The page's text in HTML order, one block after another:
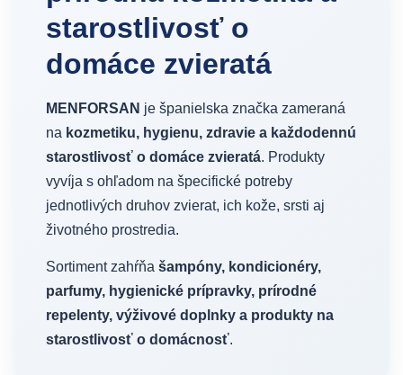
starostlivosť o
domáce zvieratá
MENFORSAN je španielska značka zameraná
na kozmetiku, hygienu, zdravie a každodennú
starostlivosť o domáce zvieratá. Produkty
vyvíja s ohľadom na špecifické potreby
jednotlivých druhov zvierat, ich kože, srsti aj
životného prostredia.
Sortiment zahŕňa šampóny, kondicionéry,
parfumy, hygienické prípravky, prírodné
repelenty, výživové doplnky a produkty na
starostlivosť o domácnosť.